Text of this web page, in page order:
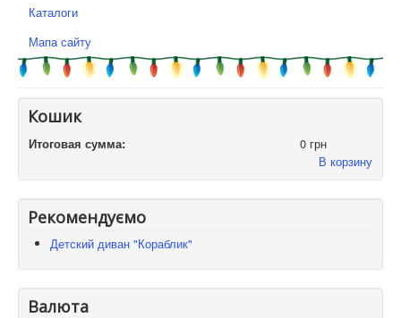
Каталоги
Мапа сайту
Кошик
Итоговая сумма:
0 грн
В корзину
Рекомендуємо
Детский диван "Кораблик"
Валюта